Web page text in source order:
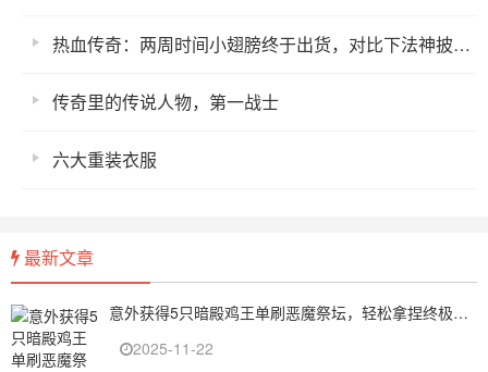
热血传奇：两周时间小翅膀终于出货，对比下法神披风都黯然失色
传奇里的传说人物，第一战士
六大重装衣服
最新文章
意外获得5只暗殿鸡王单刷恶魔祭坛，轻松拿捏终极BOSS
2025-11-22